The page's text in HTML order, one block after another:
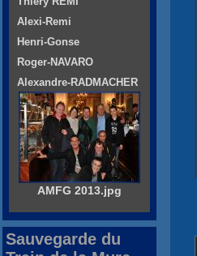
Alexi-Remi
Henri-Gonse
Roger-NAVARO
Alexandre-RADMACHER
AMFG 2013.jpg
Sauvegarde du